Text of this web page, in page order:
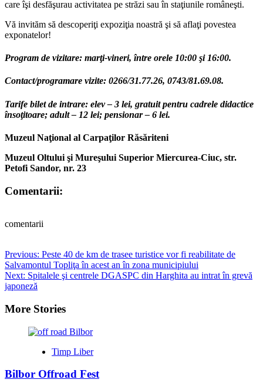
care îşi desfăşurau activitatea pe străzi sau în staţiunile româneşti.
Vă invităm să descoperiţi expoziţia noastră şi să aflaţi povestea
exponatelor!
Program de vizitare: marţi-vineri, între orele 10:00 şi 16:00.
Contact/programare vizite: 0266/31.77.26, 0743/81.69.08.
Tarife bilet de intrare: elev – 3 lei, gratuit pentru cadrele didactice
însoţitoare; adult – 12 lei; pensionar – 6 lei.
Muzeul Naţional al Carpaţilor Răsăriteni
Muzeul Oltului şi Mureşului Superior Miercurea-Ciuc, str.
Petofi Sandor, nr. 23
Comentarii:
comentarii
Post
navigation
Previous: Peste 40 de km de trasee turistice vor fi reabilitate de
Salvamontul Topliţa în acest an în zona municipiului
Next: Spitalele şi centrele DGASPC din Harghita au intrat în grevă
japoneză
More Stories
Timp Liber
Bilbor Offroad Fest